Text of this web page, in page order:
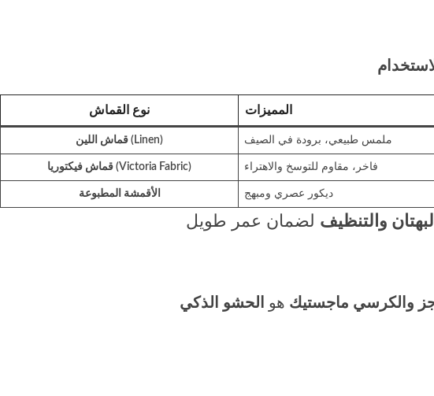
نوع القماش المميزات
قماش اللين (Linen) ملمس طبيعي، برودة في الصيف
قماش فيكتوريا (Victoria Fabric) فاخر، مقاوم للتوسخ والاهتراء
الأقمشة المطبوعة ديكور عصري ومبهج
والتنظيف لضمان عمر طويل
والكرسي ماجستيك هو الحشو الذكي